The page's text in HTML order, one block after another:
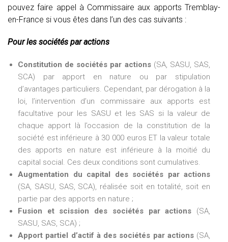
pouvez faire appel à Commissaire aux apports Tremblay-
en-France si vous êtes dans l’un des cas suivants :
Pour les sociétés par actions
Constitution de sociétés par actions(SA, SASU, SAS,
SCA) par apport en nature ou par stipulation
d’avantages particuliers. Cependant, par dérogation à la
loi, l’intervention d’un commissaire aux apports est
facultative pour les SASU et les SAS si la valeur de
chaque apport là l’occasion de la constitution de la
société est inférieure à 30 000 euros ET la valeur totale
des apports en nature est inférieure à la moitié du
capital social. Ces deux conditions sont cumulatives.
Augmentation du capital des sociétés par actions
(SA, SASU, SAS, SCA), réalisée soit en totalité, soit en
partie par des apports en nature ;
Fusion et scission des sociétés par actions (SA,
SASU, SAS, SCA) ;
Apport partiel d’actif à des sociétés par actions(SA,